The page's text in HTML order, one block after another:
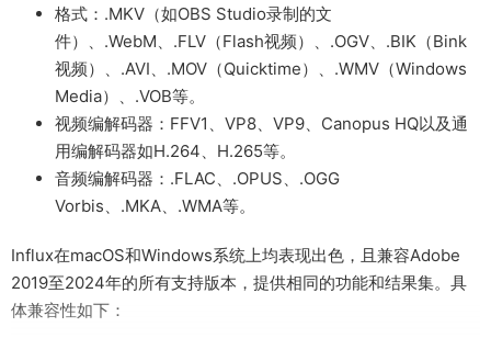
格式：.MKV（如OBS Studio录制的文
件）、.WebM、.FLV（Flash视频）、.OGV、.BIK（Bink
视频）、.AVI、.MOV（Quicktime）、.WMV（Windows
Media）、.VOB等。
视频编解码器：FFV1、VP8、VP9、Canopus HQ以及通
用编解码器如H.264、H.265等。
音频编解码器：.FLAC、.OPUS、.OGG
Vorbis、.MKA、.WMA等。
Influx在macOS和Windows系统上均表现出色，且兼容Adobe
2019至2024年的所有支持版本，提供相同的功能和结果集。具
体兼容性如下：